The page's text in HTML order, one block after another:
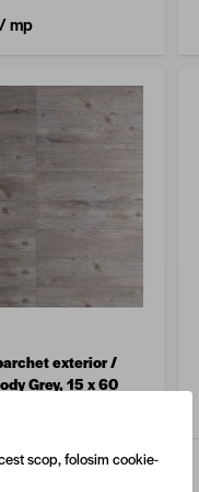
/ mp
exterior /
Grey, 15 x 60
-18%
scop, folosim cookie-